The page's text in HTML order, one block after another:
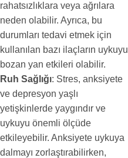
rahatsızlıklara veya ağrılara
neden olabilir. Ayrıca, bu
durumları tedavi etmek için
kullanılan bazı ilaçların uykuyu
bozan yan etkileri olabilir.
Ruh Sağlığı: Stres, anksiyete
ve depresyon yaşlı
yetişkinlerde yaygındır ve
uykuyu önemli ölçüde
etkileyebilir. Anksiyete uykuya
dalmayı zorlaştırabilirken,